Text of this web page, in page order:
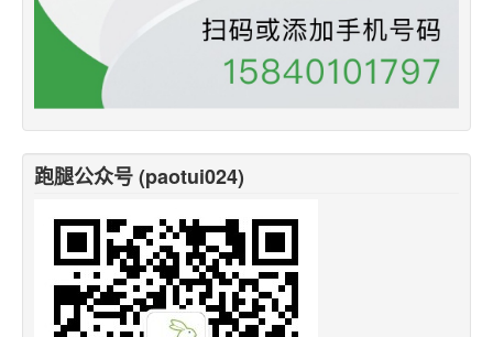
跑腿公众号 (paotui024)